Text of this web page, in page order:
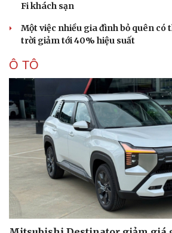
Fi khách sạn
Một việc nhiều gia đình bỏ quên có
trời giảm tới 40% hiệu suất
Ô TÔ